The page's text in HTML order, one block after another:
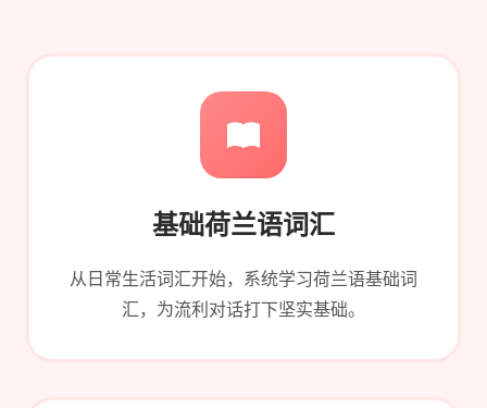
基础荷兰语词汇
从日常生活词汇开始，系统学习荷兰语基础词
汇，为流利对话打下坚实基础。